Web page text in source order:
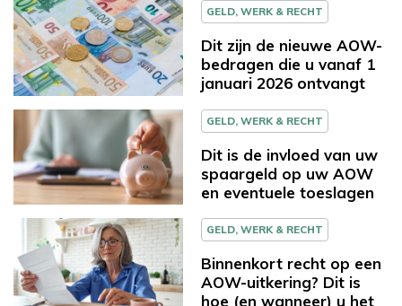
GELD, WERK & RECHT
Dit zijn de nieuwe AOW-
bedragen die u vanaf 1
januari 2026 ontvangt
GELD, WERK & RECHT
Dit is de invloed van uw
spaargeld op uw AOW
en eventuele toeslagen
GELD, WERK & RECHT
Binnenkort recht op een
AOW-uitkering? Dit is
hoe (en wanneer) u het